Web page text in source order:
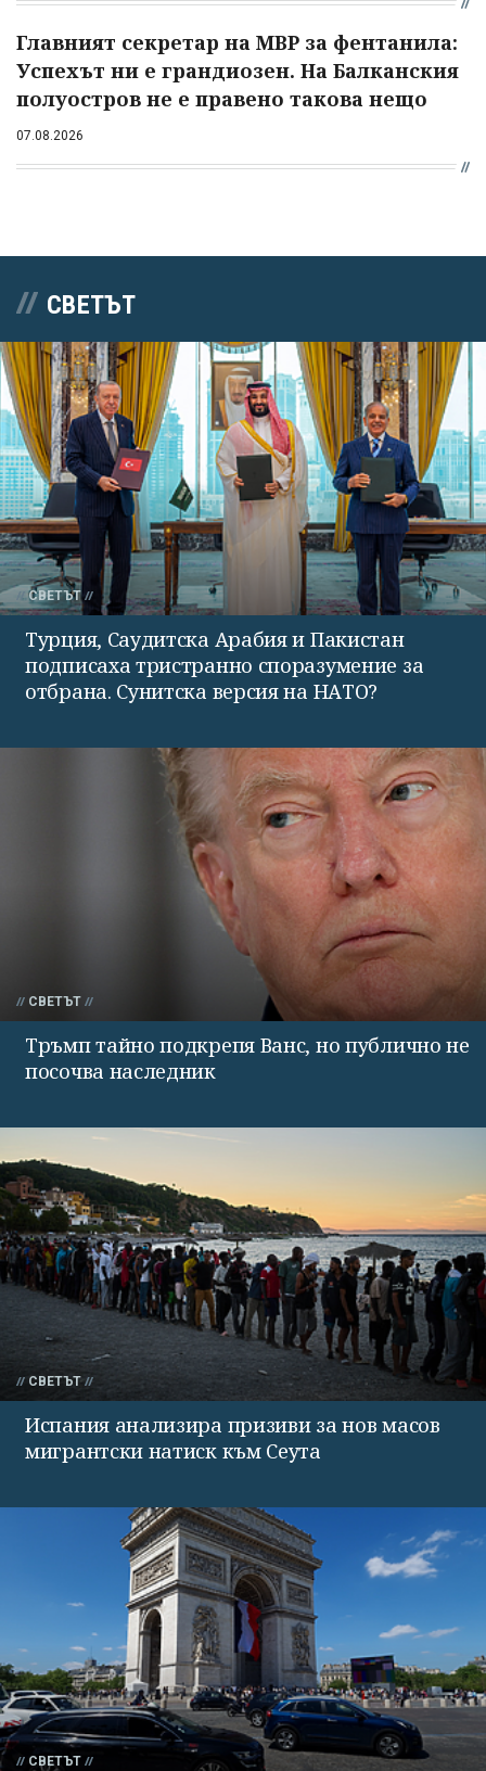
Главният секретар на МВР за фентанила:
Успехът ни е грандиозен. На Балканския
полуостров не е правено такова нещо
07.08.2026
СВЕТЪТ
СВЕТЪТ
Турция, Саудитска Арабия и Пакистан
подписаха тристранно споразумение за
отбрана. Сунитска версия на НАТО?
СВЕТЪТ
Тръмп тайно подкрепя Ванс, но публично не
посочва наследник
СВЕТЪТ
Испания анализира призиви за нов масов
мигрантски натиск към Сеута
СВЕТЪТ